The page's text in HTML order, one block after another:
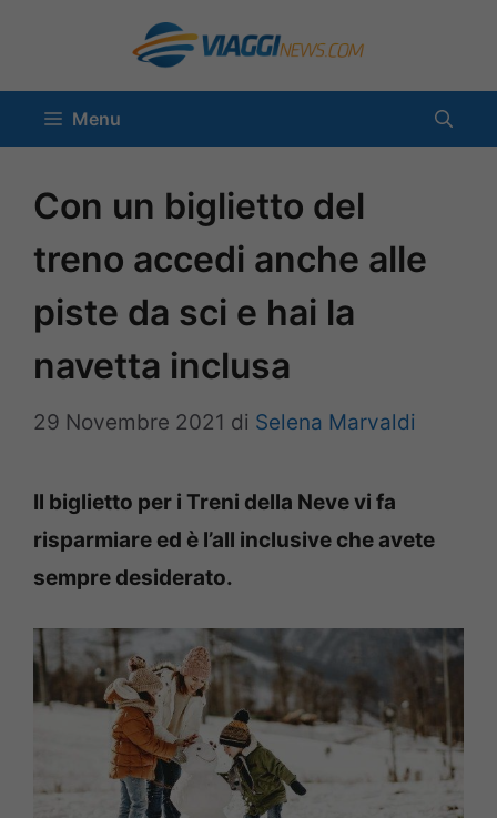
contenuto
Menu
Con un biglietto del
treno accedi anche alle
piste da sci e hai la
navetta inclusa
29 Novembre 2021 di Selena Marvaldi
Il biglietto per i Treni della Neve vi fa
risparmiare ed è l’all inclusive che avete
sempre desiderato.